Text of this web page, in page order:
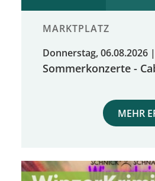
MARKTPLATZ
Donnerstag, 06.08.2026 |
Sommerkonzerte -
MEHR